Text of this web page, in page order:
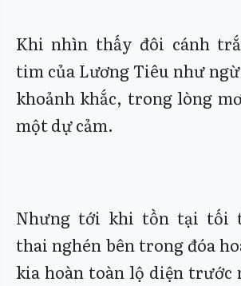
Khi nhìn thấy đôi cánh
tim của Lương Tiêu như
khoảnh khắc, trong lòng
một dự cảm.
Nhưng tới khi tồn tại tối
thai nghén bên trong đóa
kia hoàn toàn lộ diện trước